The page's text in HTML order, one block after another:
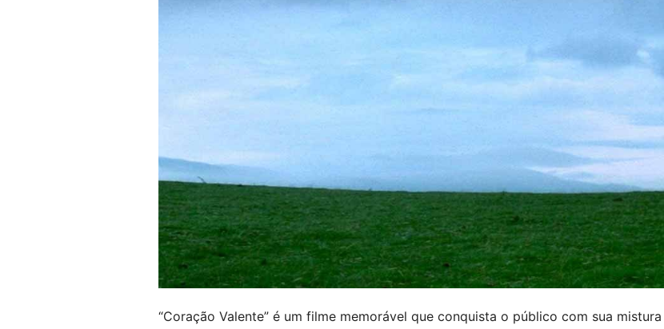
“Coração Valente” é um filme memorável que conquista o público com sua